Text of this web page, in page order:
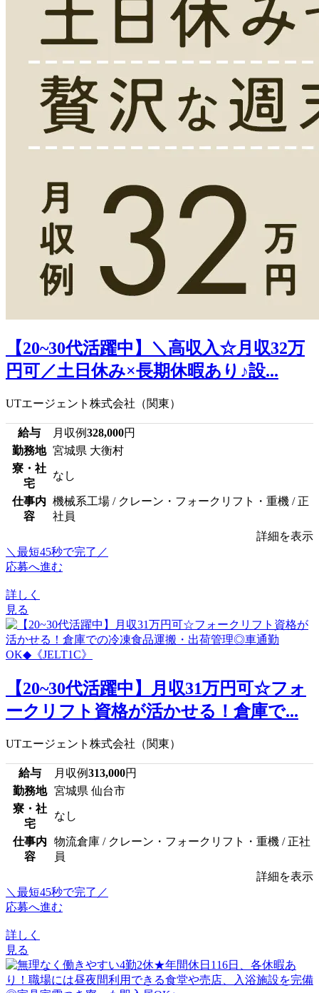
【20~30代活躍中】＼高収入☆月収32万
円可／土日休み×長期休暇あり♪設...
UTエージェント株式会社（関東）
給与 月収例328,000円
勤務地 宮城県 大衡村
寮・社
宅
なし
仕事内
容
機械系工場 / クレーン・フォークリフト・重機 / 正
社員
詳細を表示
＼最短45秒で完了／
応募へ進む
詳しく
見る
【20~30代活躍中】月収31万円可☆フォ
ークリフト資格が活かせる！倉庫で...
UTエージェント株式会社（関東）
給与 月収例313,000円
勤務地
宮城県 仙台市
寮・社
宅
なし
仕事内
容
物流倉庫 / クレーン・フォークリフト・重機 / 正社
員
詳細を表示
＼最短45秒で完了／
応募へ進む
詳しく
見る